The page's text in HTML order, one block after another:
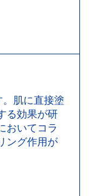
肌に直接塗
る効果が研
おいてコラ
ング作用が